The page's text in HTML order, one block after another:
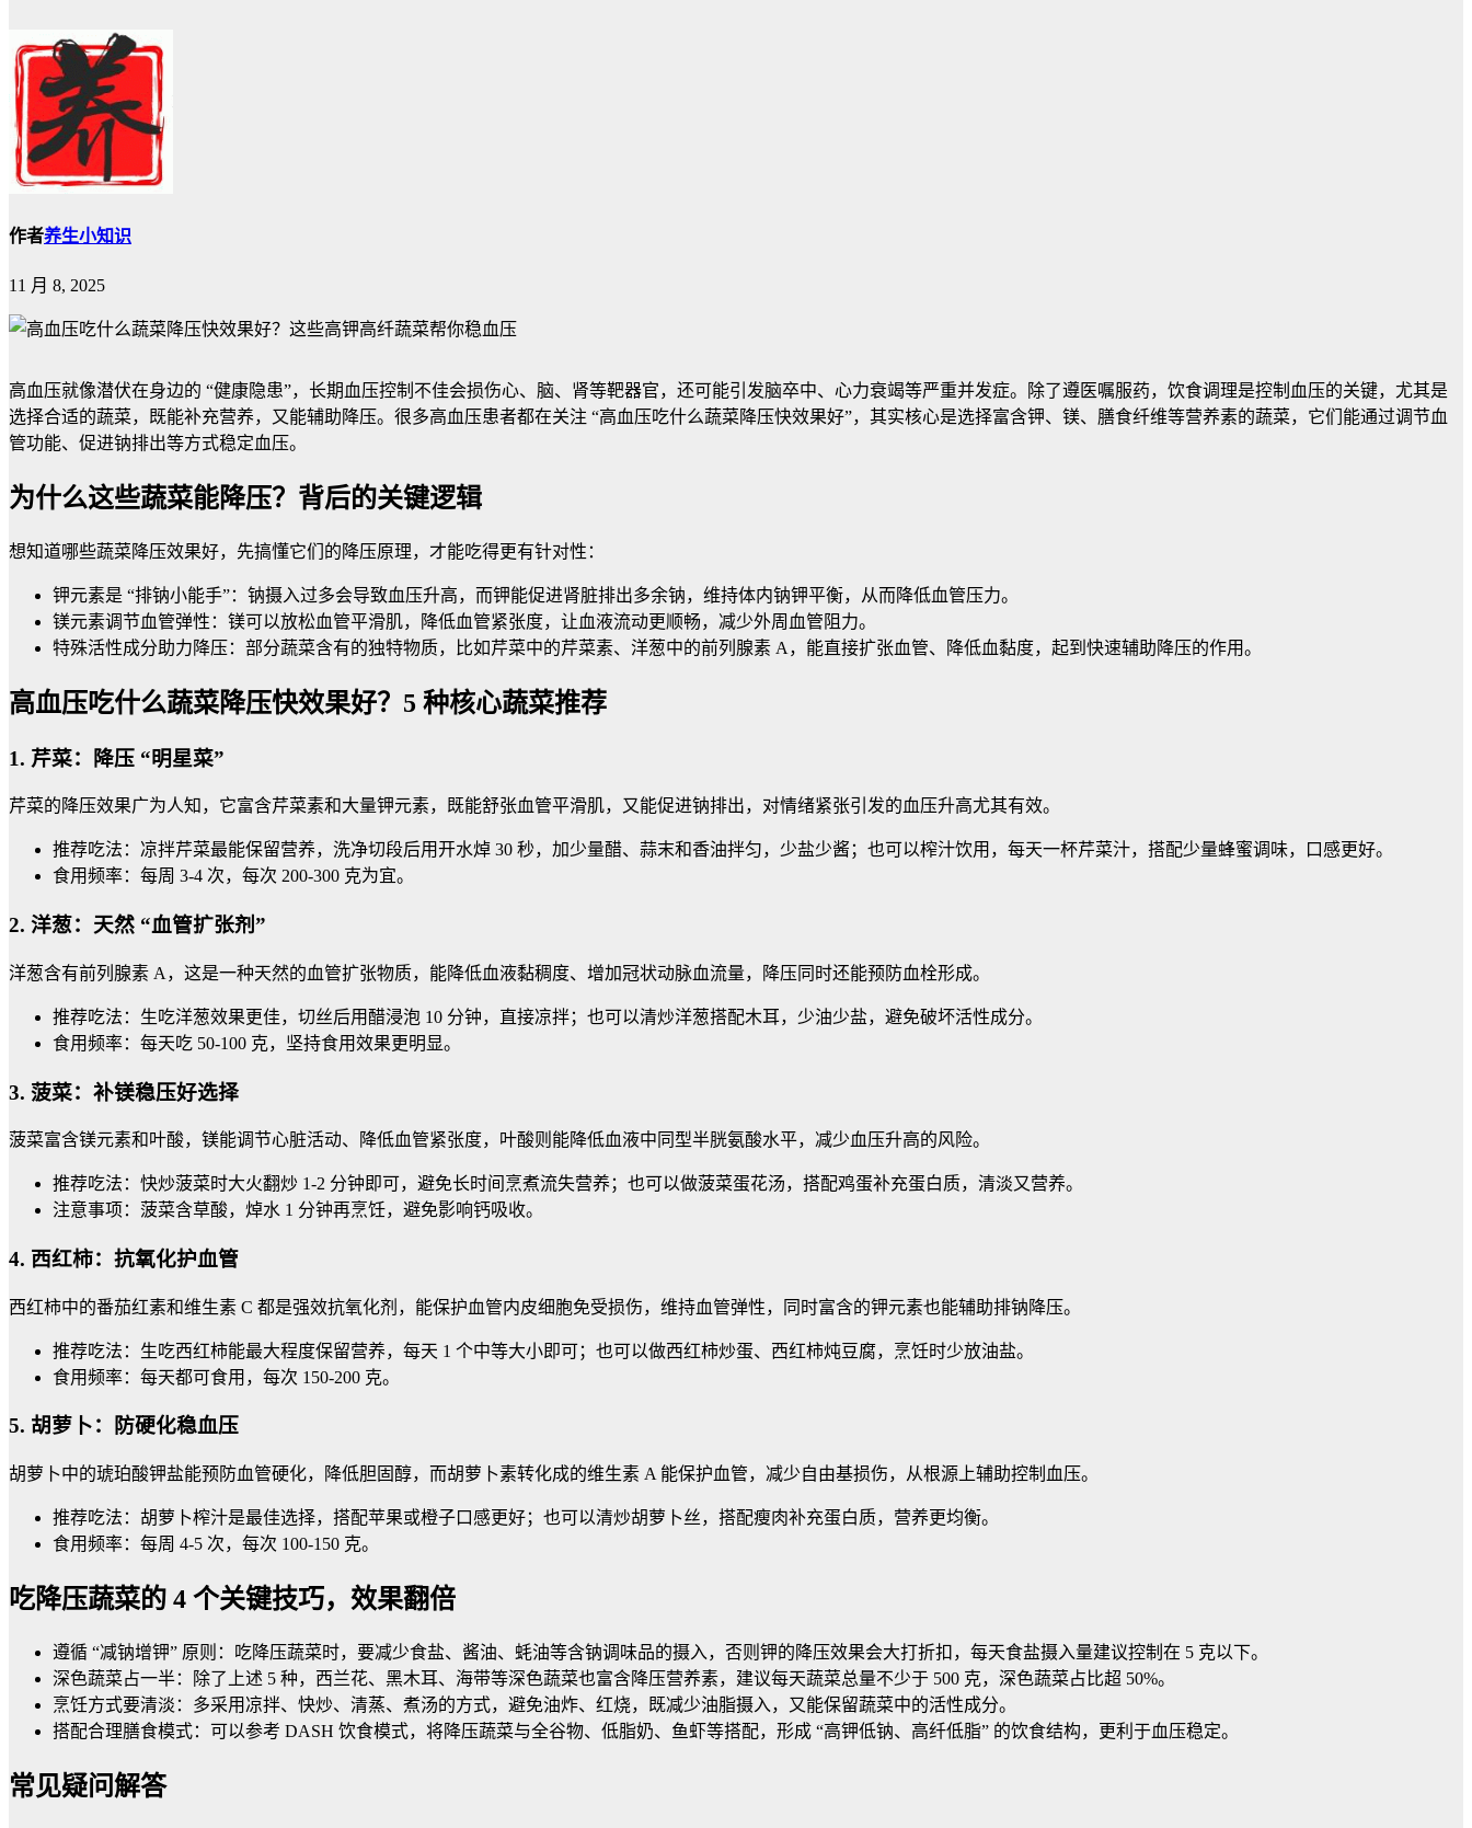
作者养生小知识
11 月 8, 2025
高血压就像潜伏在身边的 “健康隐患”，长期血压控制不佳会损伤心、脑、肾等靶器官，还可能引发脑卒中、心力衰竭等严重并发症。除了遵医嘱服药，饮食调理是控制血压的关键，尤其是
选择合适的蔬菜，既能补充营养，又能辅助降压。很多高血压患者都在关注 “高血压吃什么蔬菜降压快效果好”，其实核心是选择富含钾、镁、膳食纤维等营养素的蔬菜，它们能通过调节血
管功能、促进钠排出等方式稳定血压。
为什么这些蔬菜能降压？背后的关键逻辑
想知道哪些蔬菜降压效果好，先搞懂它们的降压原理，才能吃得更有针对性：
钾元素是 “排钠小能手”：钠摄入过多会导致血压升高，而钾能促进肾脏排出多余钠，维持体内钠钾平衡，从而降低血管压力。
镁元素调节血管弹性：镁可以放松血管平滑肌，降低血管紧张度，让血液流动更顺畅，减少外周血管阻力。
特殊活性成分助力降压：部分蔬菜含有的独特物质，比如芹菜中的芹菜素、洋葱中的前列腺素 A，能直接扩张血管、降低血黏度，起到快速辅助降压的作用。
高血压吃什么蔬菜降压快效果好？5 种核心蔬菜推荐
1. 芹菜：降压 “明星菜”
芹菜的降压效果广为人知，它富含芹菜素和大量钾元素，既能舒张血管平滑肌，又能促进钠排出，对情绪紧张引发的血压升高尤其有效。
推荐吃法：凉拌芹菜最能保留营养，洗净切段后用开水焯 30 秒，加少量醋、蒜末和香油拌匀，少盐少酱；也可以榨汁饮用，每天一杯芹菜汁，搭配少量蜂蜜调味，口感更好。
食用频率：每周 3-4 次，每次 200-300 克为宜。
2. 洋葱：天然 “血管扩张剂”
洋葱含有前列腺素 A，这是一种天然的血管扩张物质，能降低血液黏稠度、增加冠状动脉血流量，降压同时还能预防血栓形成。
推荐吃法：生吃洋葱效果更佳，切丝后用醋浸泡 10 分钟，直接凉拌；也可以清炒洋葱搭配木耳，少油少盐，避免破坏活性成分。
食用频率：每天吃 50-100 克，坚持食用效果更明显。
3. 菠菜：补镁稳压好选择
菠菜富含镁元素和叶酸，镁能调节心脏活动、降低血管紧张度，叶酸则能降低血液中同型半胱氨酸水平，减少血压升高的风险。
推荐吃法：快炒菠菜时大火翻炒 1-2 分钟即可，避免长时间烹煮流失营养；也可以做菠菜蛋花汤，搭配鸡蛋补充蛋白质，清淡又营养。
注意事项：菠菜含草酸，焯水 1 分钟再烹饪，避免影响钙吸收。
4. 西红柿：抗氧化护血管
西红柿中的番茄红素和维生素 C 都是强效抗氧化剂，能保护血管内皮细胞免受损伤，维持血管弹性，同时富含的钾元素也能辅助排钠降压。
推荐吃法：生吃西红柿能最大程度保留营养，每天 1 个中等大小即可；也可以做西红柿炒蛋、西红柿炖豆腐，烹饪时少放油盐。
食用频率：每天都可食用，每次 150-200 克。
5. 胡萝卜：防硬化稳血压
胡萝卜中的琥珀酸钾盐能预防血管硬化，降低胆固醇，而胡萝卜素转化成的维生素 A 能保护血管，减少自由基损伤，从根源上辅助控制血压。
推荐吃法：胡萝卜榨汁是最佳选择，搭配苹果或橙子口感更好；也可以清炒胡萝卜丝，搭配瘦肉补充蛋白质，营养更均衡。
食用频率：每周 4-5 次，每次 100-150 克。
吃降压蔬菜的 4 个关键技巧，效果翻倍
遵循 “减钠增钾” 原则：吃降压蔬菜时，要减少食盐、酱油、蚝油等含钠调味品的摄入，否则钾的降压效果会大打折扣，每天食盐摄入量建议控制在 5 克以下。
深色蔬菜占一半：除了上述 5 种，西兰花、黑木耳、海带等深色蔬菜也富含降压营养素，建议每天蔬菜总量不少于 500 克，深色蔬菜占比超 50%。
烹饪方式要清淡：多采用凉拌、快炒、清蒸、煮汤的方式，避免油炸、红烧，既减少油脂摄入，又能保留蔬菜中的活性成分。
搭配合理膳食模式：可以参考 DASH 饮食模式，将降压蔬菜与全谷物、低脂奶、鱼虾等搭配，形成 “高钾低钠、高纤低脂” 的饮食结构，更利于血压稳定。
常见疑问解答